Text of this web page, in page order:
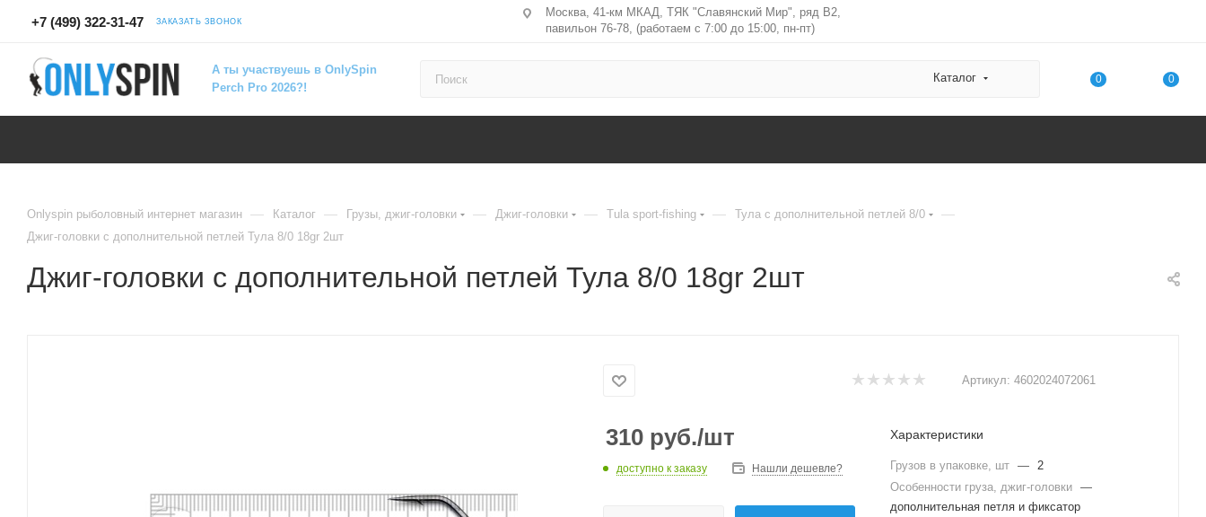
+7 (499) 322-31-47 ЗАКАЗАТЬ ЗВОНОК
Москва, 41-км МКАД, ТЯК "Славянский Мир", ряд В2,
павильон 76-78, (работаем с 7:00 до 15:00, пн-пт)
А ты участвуешь в OnlySpin
Perch Pro 2026?!
Каталог 0 0
Onlyspin рыболовный интернет магазин — Каталог — Грузы, джиг-головки — Джиг-головки — Tula sport-fishing — Тула с дополнительной петлей 8/0 —
Джиг-головки с дополнительной петлей Тула 8/0 18gr 2шт
Джиг-головки с дополнительной петлей Тула 8/0 18gr 2шт
Артикул: 4602024072061
310 руб./шт
доступно к заказу Нашли дешевле?
Характеристики
Грузов в упаковке, шт — 2
Особенности груза, джиг-головки —
дополнительная петля и фиксатор